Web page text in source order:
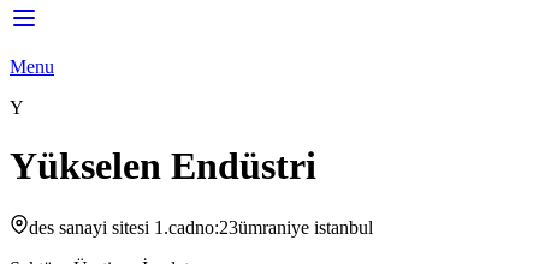
Menu
Y
Yükselen Endüstri
des sanayi sitesi 1.cadno:23ümraniye istanbul